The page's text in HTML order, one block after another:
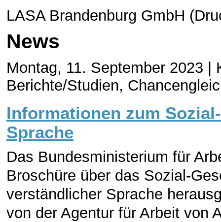
LASA Brandenburg GmbH
News
Montag, 11. September 2023 |
Berichte/Studien,
Informationen zum
Sprache
Das Bundesministerium für
Broschüre über das Sozial-
verständlicher Sprache
von der Agentur für Arbeit von